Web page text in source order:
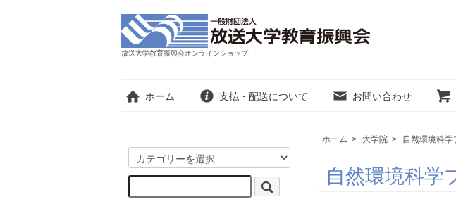
放送大学教育振興会オンラインショップ
ホーム 支払・配送について お問い合わせ
ホーム > 大学院 > 自然環境科学
自然環境科学